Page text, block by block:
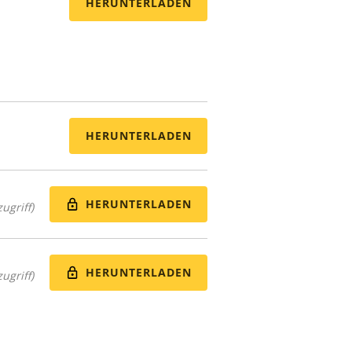
HERUNTERLADEN
HERUNTERLADEN
HERUNTERLADEN